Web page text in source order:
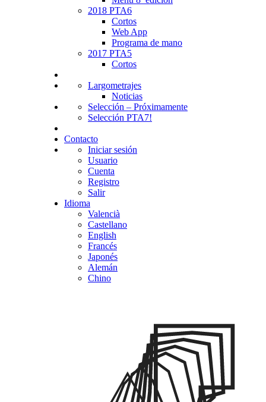
2018 PTA6
Cortos
Web App
Programa de mano
2017 PTA5
Cortos
Largometrajes
Noticias
Selección – Próximamente
Selección PTA7!
Contacto
Iniciar sesión
Usuario
Cuenta
Registro
Salir
Idioma
Valencià
Castellano
English
Francés
Japonés
Alemán
Chino